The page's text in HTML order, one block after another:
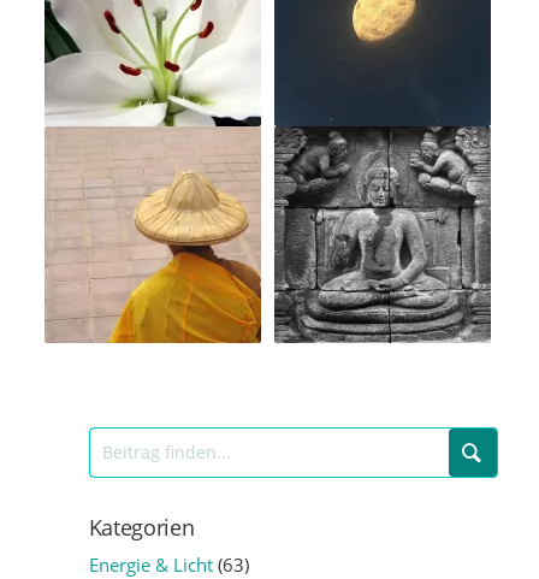
Kategorien
Energie & Licht(63)